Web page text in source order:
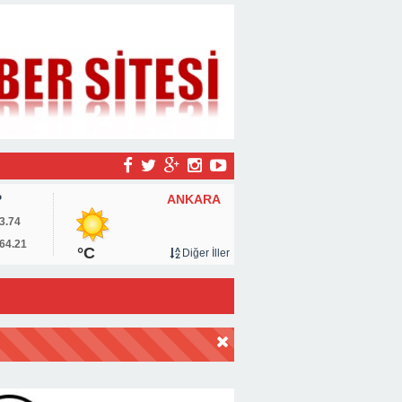
ANKARA
°C Diğer İller